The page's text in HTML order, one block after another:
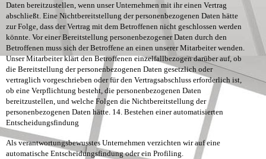
Daten bereitzustellen, wenn unser Unternehmen mit ihr einen Vertrag
abschließt. Eine Nichtbereitstellung der personenbezogenen Daten hätte
zur Folge, dass der Vertrag mit dem Betroffenen nicht geschlossen werden
könnte. Vor einer Bereitstellung personenbezogener Daten durch den
Betroffenen muss sich der Betroffene an einen unserer Mitarbeiter wenden.
Unser Mitarbeiter klärt den Betroffenen einzelfallbezogen darüber auf, ob
die Bereitstellung der personenbezogenen Daten gesetzlich oder
vertraglich vorgeschrieben oder für den Vertragsabschluss erforderlich ist,
ob eine Verpflichtung besteht, die personenbezogenen Daten
bereitzustellen, und welche Folgen die Nichtbereitstellung der
personenbezogenen Daten hätte. 14. Bestehen einer automatisierten
Entscheidungsfindung
Als verantwortungsbewusstes Unternehmen verzichten wir auf eine
automatische Entscheidungsfindung oder ein Profiling.